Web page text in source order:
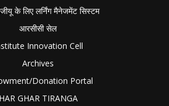
के लिए लर्निंग मैनेजमेंट सिस्टम
आरसीसी सेल
Innovation Cell
Archives
Donation Portal
HAR GHAR TIRANGA